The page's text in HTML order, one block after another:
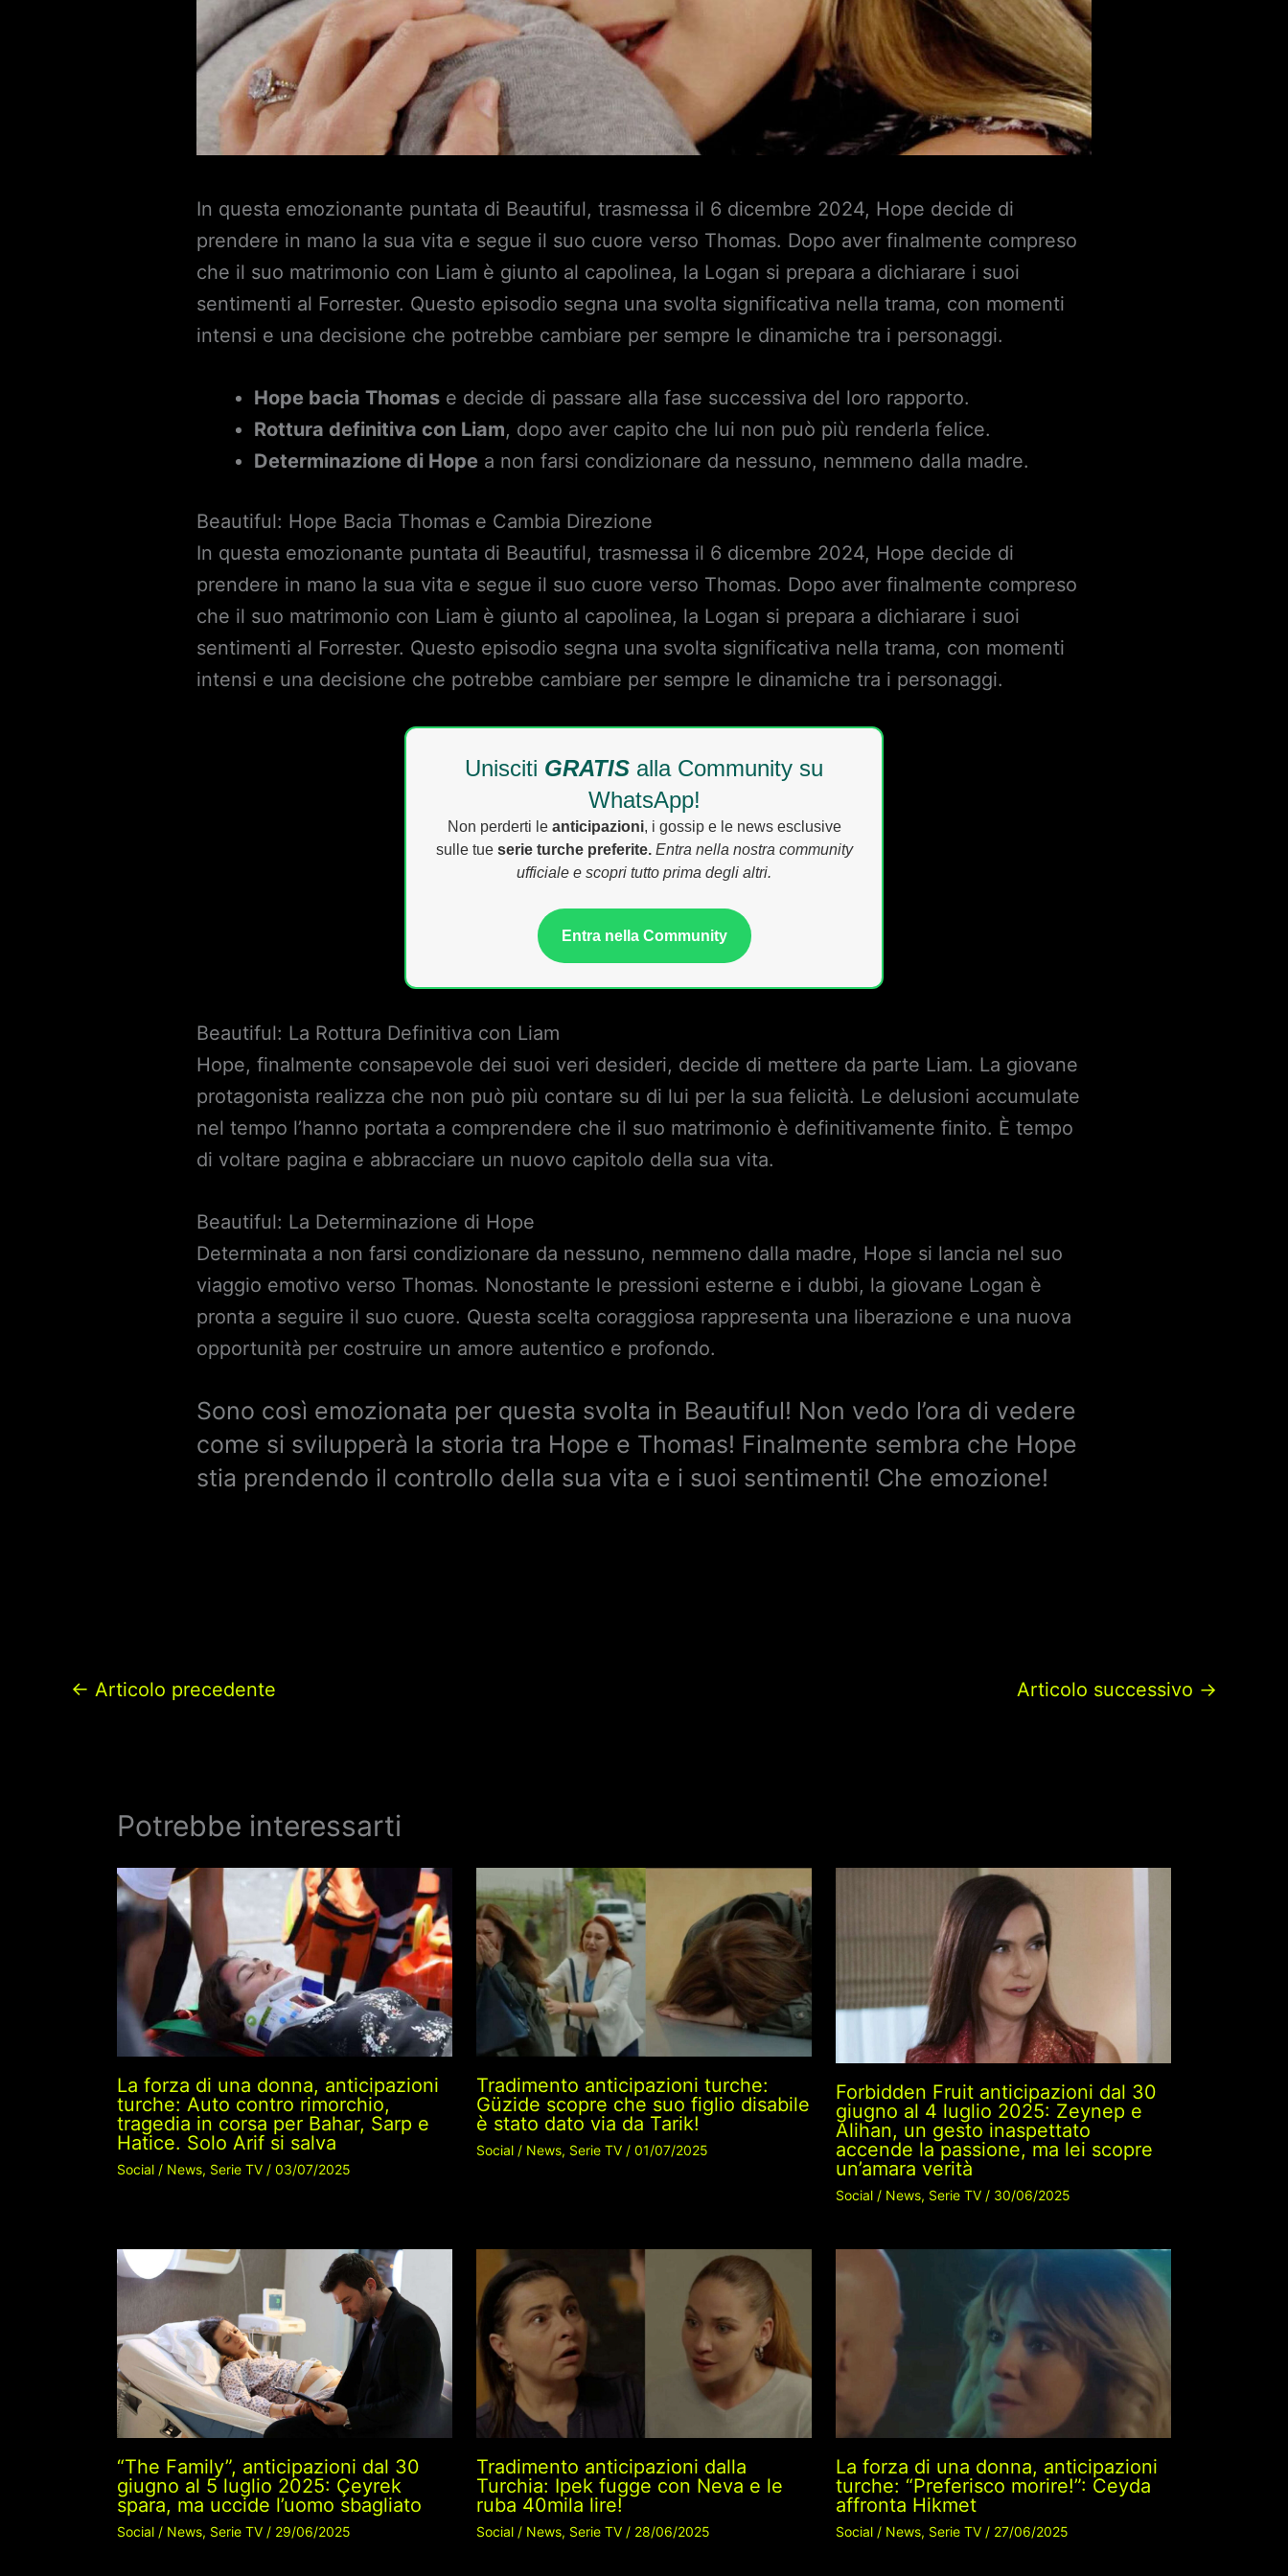
In questa emozionante puntata di Beautiful, trasmessa il 6 dicembre 2024, Hope decide di
prendere in mano la sua vita e segue il suo cuore verso Thomas. Dopo aver finalmente compreso
che il suo matrimonio con Liam è giunto al capolinea, la Logan si prepara a dichiarare i suoi
sentimenti al Forrester. Questo episodio segna una svolta significativa nella trama, con momenti
intensi e una decisione che potrebbe cambiare per sempre le dinamiche tra i personaggi.
Hope bacia Thomas e decide di passare alla fase successiva del loro rapporto.
Rottura definitiva con Liam, dopo aver capito che lui non può più renderla felice.
Determinazione di Hope a non farsi condizionare da nessuno, nemmeno dalla madre.
Beautiful: Hope Bacia Thomas e Cambia Direzione
In questa emozionante puntata di Beautiful, trasmessa il 6 dicembre 2024, Hope decide di
prendere in mano la sua vita e segue il suo cuore verso Thomas. Dopo aver finalmente compreso
che il suo matrimonio con Liam è giunto al capolinea, la Logan si prepara a dichiarare i suoi
sentimenti al Forrester. Questo episodio segna una svolta significativa nella trama, con momenti
intensi e una decisione che potrebbe cambiare per sempre le dinamiche tra i personaggi.
Unisciti GRATIS alla Community su
WhatsApp!
Non perderti le anticipazioni, i gossip e le news esclusive
sulle tue serie turche preferite. Entra nella nostra community
ufficiale e scopri tutto prima degli altri.
Entra nella Community
Beautiful: La Rottura Definitiva con Liam
Hope, finalmente consapevole dei suoi veri desideri, decide di mettere da parte Liam. La giovane
protagonista realizza che non può più contare su di lui per la sua felicità. Le delusioni accumulate
nel tempo l’hanno portata a comprendere che il suo matrimonio è definitivamente finito. È tempo
di voltare pagina e abbracciare un nuovo capitolo della sua vita.
Beautiful: La Determinazione di Hope
Determinata a non farsi condizionare da nessuno, nemmeno dalla madre, Hope si lancia nel suo
viaggio emotivo verso Thomas. Nonostante le pressioni esterne e i dubbi, la giovane Logan è
pronta a seguire il suo cuore. Questa scelta coraggiosa rappresenta una liberazione e una nuova
opportunità per costruire un amore autentico e profondo.
Sono così emozionata per questa svolta in Beautiful! Non vedo l’ora di vedere
come si svilupperà la storia tra Hope e Thomas! Finalmente sembra che Hope
stia prendendo il controllo della sua vita e i suoi sentimenti! Che emozione!
← Articolo precedente Articolo successivo →
Potrebbe interessarti
La forza di una donna, anticipazioni
turche: Auto contro rimorchio,
tragedia in corsa per Bahar, Sarp e
Hatice. Solo Arif si salva
Social / News, Serie TV / 03/07/2025
Tradimento anticipazioni turche:
Güzide scopre che suo figlio disabile
è stato dato via da Tarik!
Social / News, Serie TV / 01/07/2025
Forbidden Fruit anticipazioni dal 30
giugno al 4 luglio 2025: Zeynep e
Alihan, un gesto inaspettato
accende la passione, ma lei scopre
un’amara verità
Social / News, Serie TV / 30/06/2025
“The Family”, anticipazioni dal 30
giugno al 5 luglio 2025: Çeyrek
spara, ma uccide l’uomo sbagliato
Social / News, Serie TV / 29/06/2025
Tradimento anticipazioni dalla
Turchia: Ipek fugge con Neva e le
ruba 40mila lire!
Social / News, Serie TV / 28/06/2025
La forza di una donna, anticipazioni
turche: “Preferisco morire!”: Ceyda
affronta Hikmet
Social / News, Serie TV / 27/06/2025